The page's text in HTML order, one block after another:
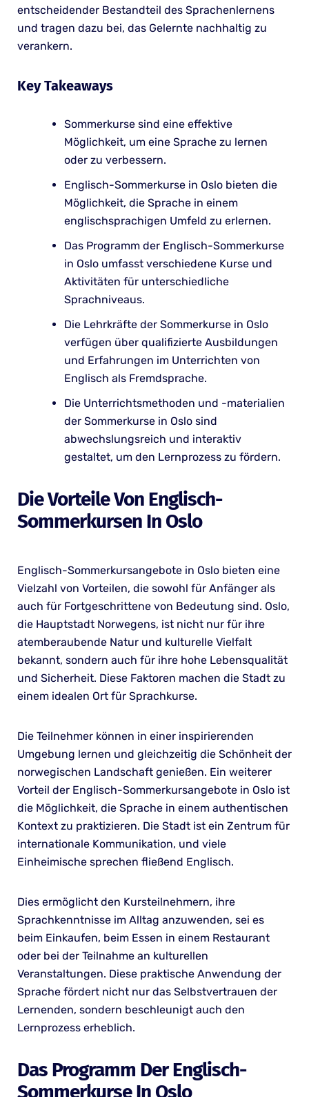
entscheidender Bestandteil des Sprachenlernens
und tragen dazu bei, das Gelernte nachhaltig zu
verankern.
Key Takeaways
Sommerkurse sind eine effektive
Möglichkeit, um eine Sprache zu lernen
oder zu verbessern.
Englisch-Sommerkurse in Oslo bieten die
Möglichkeit, die Sprache in einem
englischsprachigen Umfeld zu erlernen.
Das Programm der Englisch-Sommerkurse
in Oslo umfasst verschiedene Kurse und
Aktivitäten für unterschiedliche
Sprachniveaus.
Die Lehrkräfte der Sommerkurse in Oslo
verfügen über qualifizierte Ausbildungen
und Erfahrungen im Unterrichten von
Englisch als Fremdsprache.
Die Unterrichtsmethoden und -materialien
der Sommerkurse in Oslo sind
abwechslungsreich und interaktiv
gestaltet, um den Lernprozess zu fördern.
Die Vorteile Von Englisch-
Sommerkursen In Oslo
Englisch-Sommerkursangebote in Oslo bieten eine
Vielzahl von Vorteilen, die sowohl für Anfänger als
auch für Fortgeschrittene von Bedeutung sind. Oslo,
die Hauptstadt Norwegens, ist nicht nur für ihre
atemberaubende Natur und kulturelle Vielfalt
bekannt, sondern auch für ihre hohe Lebensqualität
und Sicherheit. Diese Faktoren machen die Stadt zu
einem idealen Ort für Sprachkurse.
Die Teilnehmer können in einer inspirierenden
Umgebung lernen und gleichzeitig die Schönheit der
norwegischen Landschaft genießen. Ein weiterer
Vorteil der Englisch-Sommerkursangebote in Oslo ist
die Möglichkeit, die Sprache in einem authentischen
Kontext zu praktizieren. Die Stadt ist ein Zentrum für
internationale Kommunikation, und viele
Einheimische sprechen fließend Englisch.
Dies ermöglicht den Kursteilnehmern, ihre
Sprachkenntnisse im Alltag anzuwenden, sei es
beim Einkaufen, beim Essen in einem Restaurant
oder bei der Teilnahme an kulturellen
Veranstaltungen. Diese praktische Anwendung der
Sprache fördert nicht nur das Selbstvertrauen der
Lernenden, sondern beschleunigt auch den
Lernprozess erheblich.
Das Programm Der Englisch-
Sommerkurse In Oslo